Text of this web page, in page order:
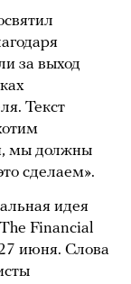
за выход
Текст
мы должны
сделаем».
идея
Financial
июня. Слова